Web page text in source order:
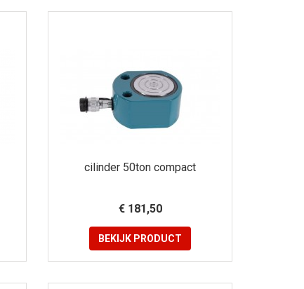
cilinder 50ton compact
€ 181,50
BEKIJK PRODUCT